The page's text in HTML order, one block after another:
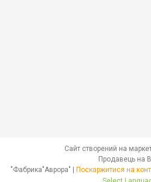
Сайт створений на
Продавець на
Поскаржитися на